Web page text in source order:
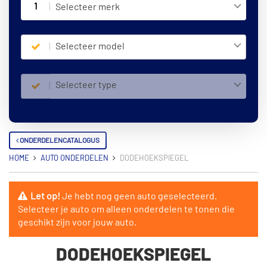
1 Selecteer merk
Selecteer model
Selecteer type
ONDERDELENCATALOGUS
HOME AUTO ONDERDELEN DODEHOEKSPIEGEL
Let op!Je hebt nog geen auto geselecteerd.
Selecteer je auto om alleen onderdelen te tonen die
geschikt zijn voor jouw auto.
DODEHOEKSPIEGEL